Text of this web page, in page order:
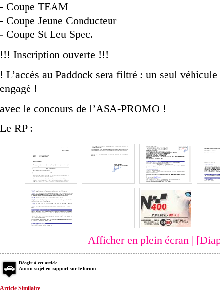
- Coupe TEAM
- Coupe Jeune Conducteur
- Coupe St Leu Spec.
!!! Inscription ouverte !!!
! L’accès au Paddock sera filtré : un seul
engagé !
avec le concours de l’ASA-PROMO !
Le RP :
Afficher en plein écran |
Réagir à cet article
Aucun sujet en rapport sur le forum
Article Similaire